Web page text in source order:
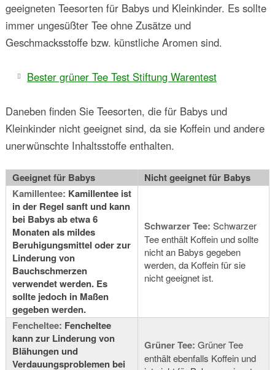
geeigneten Teesorten für Babys und Kleinkinder. Es sollte
immer ungesüßter Tee ohne Zusätze und
Geschmacksstoffe bzw. künstliche Aromen sind.
Bester grüner Tee Test Stiftung Warentest
Daneben finden Sie Teesorten, die für Babys und
Kleinkinder nicht geeignet sind, da sie Koffein und andere
unerwünschte Inhaltsstoffe enthalten.
Geeignet für Babys
Nicht geeignet für Babys
Kamillentee: Kamillentee ist
in der Regel sanft und kann
bei Babys ab etwa 6
Monaten als mildes
Beruhigungsmittel oder zur
Linderung von
Bauchschmerzen
verwendet werden. Es
sollte jedoch in Maßen
gegeben werden.
Schwarzer Tee: Schwarzer
Tee enthält Koffein und sollte
nicht an Babys gegeben
werden, da Koffein für sie
nicht geeignet ist.
Fencheltee: Fencheltee
kann zur Linderung von
Blähungen und
Verdauungsproblemen bei
Grüner Tee: Grüner Tee
enthält ebenfalls Koffein und